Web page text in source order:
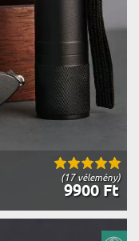
(17 vélemény)
9900 Ft